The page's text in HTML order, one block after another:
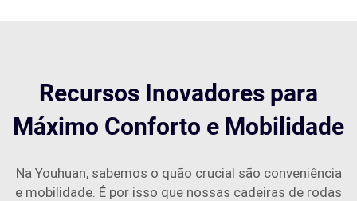
Recursos Inovadores para
Máximo Conforto e Mobilidade
Na Youhuan, sabemos o quão crucial são conveniência
e mobilidade. É por isso que nossas cadeiras de rodas